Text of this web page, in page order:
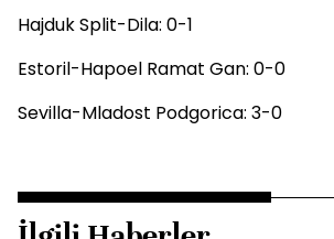
Hajduk Split-Dila: 0-1
Estoril-Hapoel Ramat Gan: 0-0
Sevilla-Mladost Podgorica: 3-0